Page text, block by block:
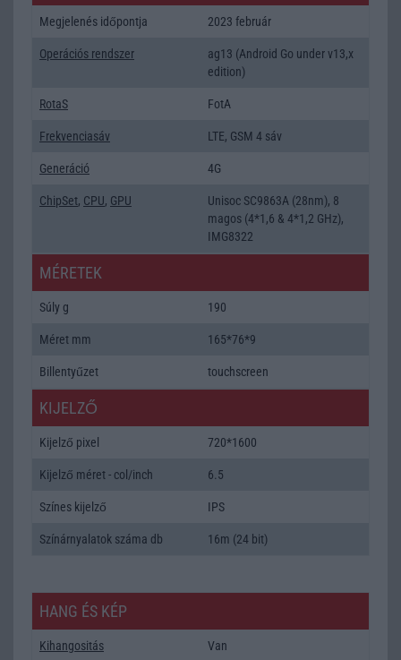
Megjelenés időpontja 2023 február
Operációs rendszer
ag13 (Android Go under v13,x
edition)
RotaS FotA
Frekvenciasáv LTE, GSM 4 sáv
Generáció 4G
ChipSet, CPU, GPU
Unisoc SC9863A (28nm), 8
magos (4*1,6 & 4*1,2 GHz),
IMG8322
MÉRETEK
Súly g 190
Méret mm 165*76*9
Billentyűzet touchscreen
KIJELZŐ
Kijelző pixel 720*1600
Kijelző méret - col/inch 6.5
Színes kijelző IPS
Színárnyalatok száma db 16m (24 bit)
HANG ÉS KÉP
Kihangositás Van